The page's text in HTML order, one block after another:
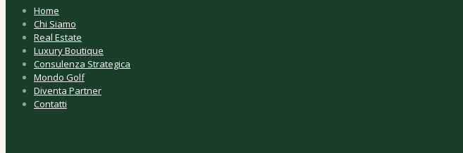
Home
Chi Siamo
Real Estate
Luxury Boutique
Consulenza Strategica
Mondo Golf
Diventa Partner
Contatti